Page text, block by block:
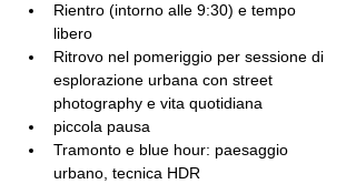
Rientro (intorno alle 9:30) e tempo
libero
Ritrovo nel pomeriggio per sessione di
esplorazione urbana con street
photography e vita quotidiana
piccola pausa
Tramonto e blue hour: paesaggio
urbano, tecnica HDR